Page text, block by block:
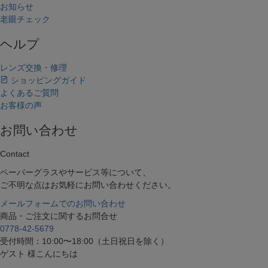
お知らせ
老眼チェック
ヘルプ
レンズ交換・修理
ショッピングガイド
よくあるご質問
お客様の声
お問い合わせ
Contact
ペーパーグラスやサービス等について、
ご不明な点はお気軽にお問い合わせください。
メールフォームでのお問い合わせ
商品・ご注文に関するお問合せ
0778-42-5679
受付時間：10:00〜18:00（土日祝日を除く）
ゲスト 様こんにちは